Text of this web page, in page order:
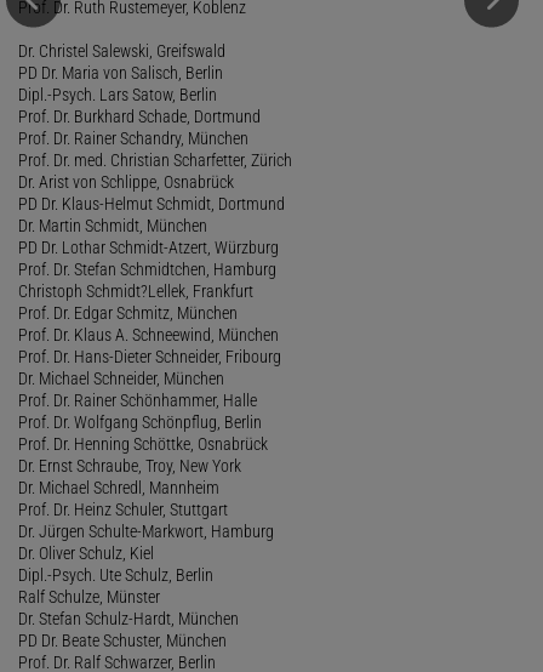
Prof. Dr. Ruth Rustemeyer, Koblenz
Dr. Christel Salewski, Greifswald
PD Dr. Maria von Salisch, Berlin
Dipl.-Psych. Lars Satow, Berlin
Prof. Dr. Burkhard Schade, Dortmund
Prof. Dr. Rainer Schandry, München
Prof. Dr. med. Christian Scharfetter, Zürich
Dr. Arist von Schlippe, Osnabrück
PD Dr. Klaus-Helmut Schmidt, Dortmund
Dr. Martin Schmidt, München
PD Dr. Lothar Schmidt-Atzert, Würzburg
Prof. Dr. Stefan Schmidtchen, Hamburg
Christoph Schmidt?Lellek, Frankfurt
Prof. Dr. Edgar Schmitz, München
Prof. Dr. Klaus A. Schneewind, München
Prof. Dr. Hans-Dieter Schneider, Fribourg
Dr. Michael Schneider, München
Prof. Dr. Rainer Schönhammer, Halle
Prof. Dr. Wolfgang Schönpflug, Berlin
Prof. Dr. Henning Schöttke, Osnabrück
Dr. Ernst Schraube, Troy, New York
Dr. Michael Schredl, Mannheim
Prof. Dr. Heinz Schuler, Stuttgart
Dr. Jürgen Schulte-Markwort, Hamburg
Dr. Oliver Schulz, Kiel
Dipl.-Psych. Ute Schulz, Berlin
Ralf Schulze, Münster
Dr. Stefan Schulz-Hardt, München
PD Dr. Beate Schuster, München
Prof. Dr. Ralf Schwarzer, Berlin